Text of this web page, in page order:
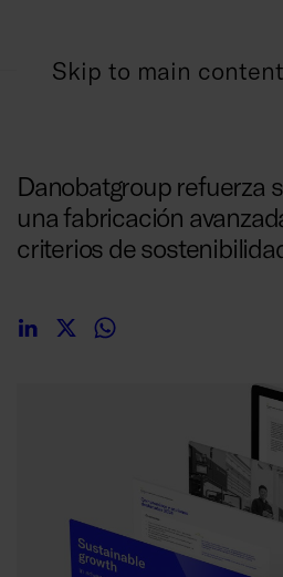
Skip to main content
Danobatgroup refuerza
una fabricación
criterios de